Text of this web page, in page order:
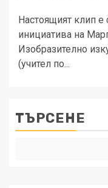
Настоящият клип е
инициатива на
Изобразително
(учител по...
ТЪРСЕНЕ